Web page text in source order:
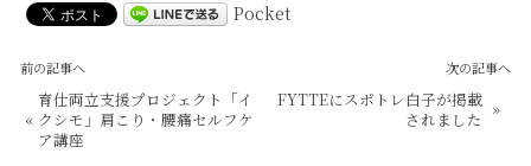
Pocket
前の記事へ
«
育仕両立支援プロジェクト「イ
クシモ」肩こり・腰痛セルフケ
ア講座
次の記事へ
FYTTEにスポトレ白子が掲載
されました »